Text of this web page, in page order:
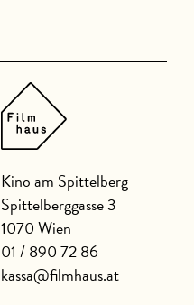
Kino am Spittelberg
Spittelberggasse 3
1070 Wien
01 / 890 72 86
kassa@filmhaus.at